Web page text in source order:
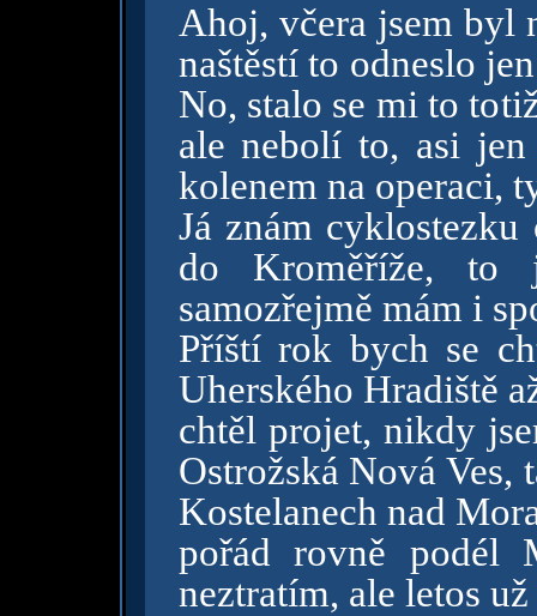
Ahoj, včera jsem byl
naštěstí to odneslo
No, stalo se mi to
ale nebolí to, asi
kolenem na operaci,
Já znám
do Kroměříže, to
samozřejmě mám i
Příští rok bych se
Uherského Hradiště
chtěl projet, nikdy
Ostrožská Nová Ves,
Kostelanech nad
pořád rovně podél
neztratím, ale letos